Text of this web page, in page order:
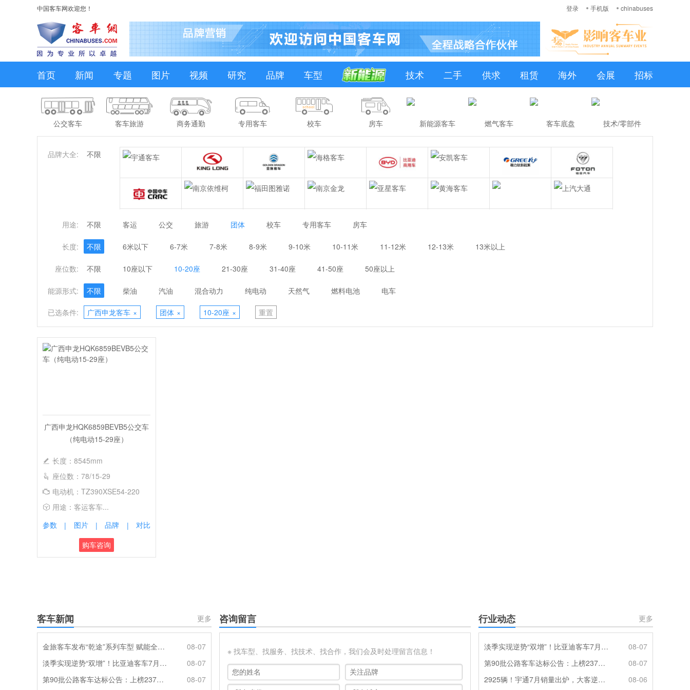
中国客车网欢迎您！ 登录 手机版 chinabuses
首页 新闻 专题 图片 视频 研究 品牌 车型 技术 二手 供求 租赁 海外 会展 招标
公交客车 客车旅游 商务通勤 专用客车 校车 房车 新能源客车 燃气客车 客车底盘 技术/零部件
品牌大全: 不限
用途: 不限 客运 公交 旅游 团体 校车 专用客车 房车
长度: 不限 6米以下 6-7米 7-8米 8-9米 9-10米 10-11米 11-12米 12-13米 13米以上
座位数: 不限 10座以下 10-20座 21-30座 31-40座 41-50座 50座以上
能源形式: 不限 柴油 汽油 混合动力 纯电动 天然气 燃料电池 电车
已选条件: 广西申龙客车 × 团体 × 10-20座 × 重置
广西申龙HQK6859BEVB5公交车
（纯电动15-29座）
长度：8545mm
座位数：78/15-29
电动机：TZ390XSE54-220
用途：客运客车...
参数
| 图片 | 品牌 |
对比
购车咨询
客车新闻 更多
金旅客车发布“乾途”系列车型 赋能全球客运产业提质升级
08-07
淡季实现逆势“双增”！比亚迪客车7月热销620辆创新高
08-07
第90批公路客车达标公告：上榜237款创次高，混动\燃料电池缺席
08-07
咨询留言
※ 找车型、找服务、找技术、找合作，我们会及时处理留言信息！
行业动态 更多
淡季实现逆势“双增”！比亚迪客车7月热销620辆创新高
08-07
第90批公路客车达标公告：上榜237款创次高，混动\燃料电池缺席
08-07
2925辆！宇通7月销量出炉，大客逆势走强筑牢基本盘
08-06